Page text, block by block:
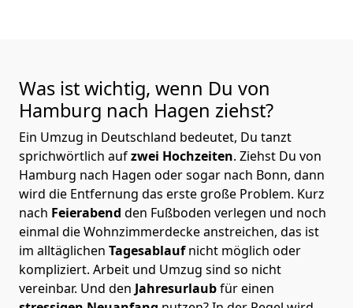
Was ist wichtig, wenn Du von
Hamburg nach Hagen ziehst?
Ein Umzug in Deutschland bedeutet, Du tanzt
sprichwörtlich aufzwei Hochzeiten. Ziehst Du von
Hamburg nach Hagen oder sogar nach Bonn, dann
wird die Entfernung das erste große Problem. Kurz
nach Feierabend den Fußboden verlegen und noch
einmal die Wohnzimmerdecke anstreichen, das ist
im alltäglichen Tagesablaufnicht möglich oder
kompliziert. Arbeit und Umzug sind so nicht
vereinbar. Und den Jahresurlaubfür einen